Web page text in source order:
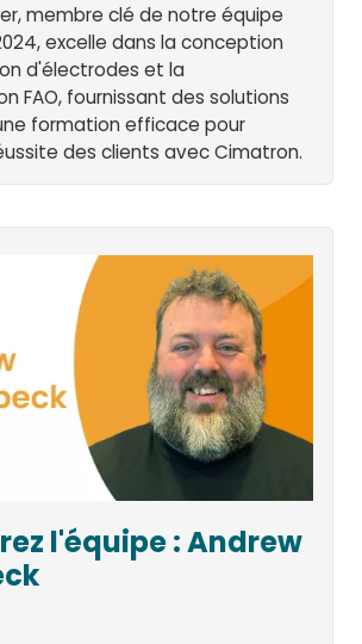
membre clé de notre équipe
excelle dans la conception
d'électrodes et la
FAO, fournissant des solutions
formation efficace pour
des clients avec Cimatron.
l'équipe : Andrew